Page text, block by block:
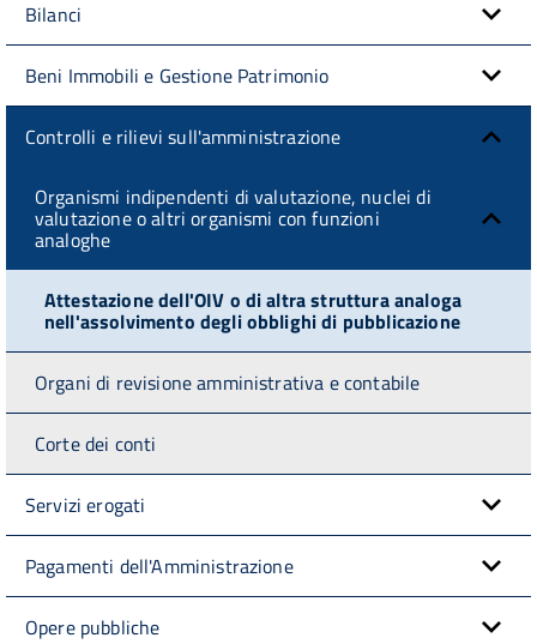
Bilanci
Beni Immobili e Gestione Patrimonio
Controlli e rilievi sull'amministrazione
Organismi indipendenti di valutazione, nuclei di
valutazione o altri organismi con funzioni
analoghe
Attestazione dell'OIV o di altra struttura analoga
nell'assolvimento degli obblighi di pubblicazione
Organi di revisione amministrativa e contabile
Corte dei conti
Servizi erogati
Pagamenti dell'Amministrazione
Opere pubbliche